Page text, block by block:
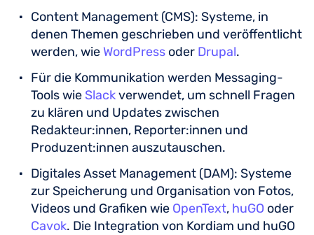
Content Management (CMS): Systeme, in
denen Themen geschrieben und veröffentlicht
werden, wie WordPress oder Drupal.
Für die Kommunikation werden Messaging-
Tools wie Slackverwendet, um schnell Fragen
zu klären und Updates zwischen
Redakteur:innen, Reporter:innen und
Produzent:innen auszutauschen.
Digitales Asset Management (DAM): Systeme
zur Speicherung und Organisation von Fotos,
Videos und Grafiken wie OpenText, huGO oder
Cavok. Die Integration von Kordiam und huGO